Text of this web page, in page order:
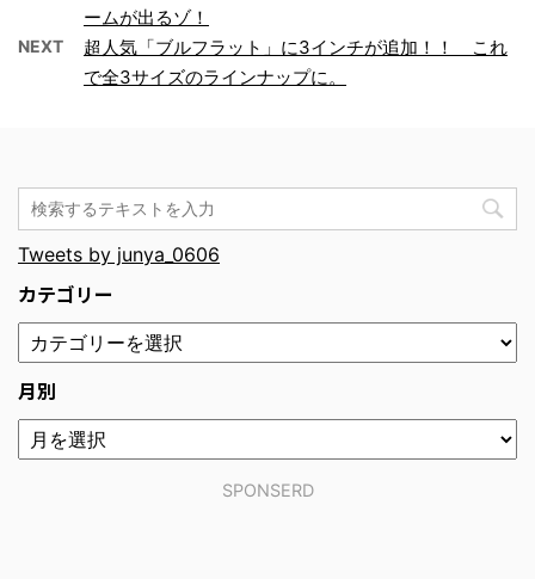
ームが出るゾ！
NEXT
超人気「ブルフラット」に3インチが追加！！ これ
で全3サイズのラインナップに。
Tweets by junya_0606
カテゴリー
月別
SPONSERD